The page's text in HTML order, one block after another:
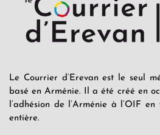
Le Courrier d’Erevan est le seul
basé en Arménie. Il a été créé en
l’adhésion de l’Arménie à l’OIF
entière.